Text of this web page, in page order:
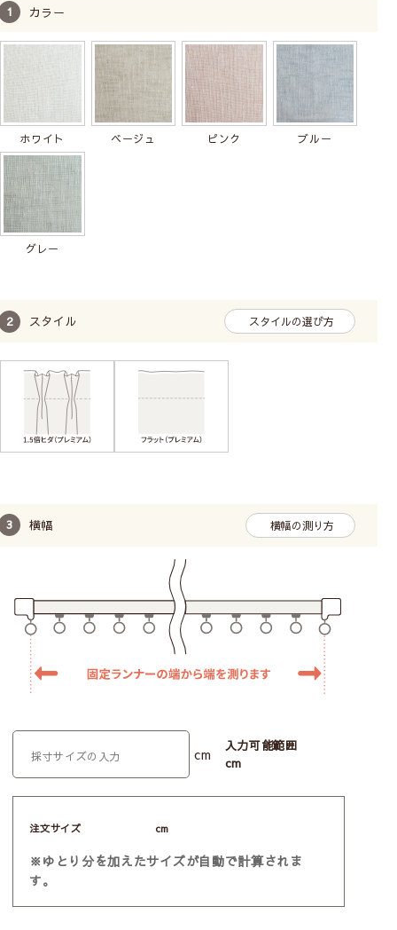
カラー
ホワイト ベージュ ピンク ブルー
グレー
スタイル スタイルの選び方
横幅 横幅の測り方
cm
入力可能範囲
cm
注文サイズ cm
※ゆとり分を加えたサイズが自動で計算されま
す。